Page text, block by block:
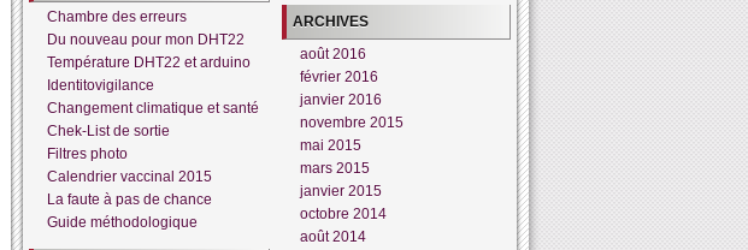
Chambre des erreurs
Du nouveau pour mon DHT22
Température DHT22 et arduino
Identitovigilance
Changement climatique et santé
Chek-List de sortie
Filtres photo
Calendrier vaccinal 2015
La faute à pas de chance
Guide méthodologique
ARCHIVES
août 2016
février 2016
janvier 2016
novembre 2015
mai 2015
mars 2015
janvier 2015
octobre 2014
août 2014